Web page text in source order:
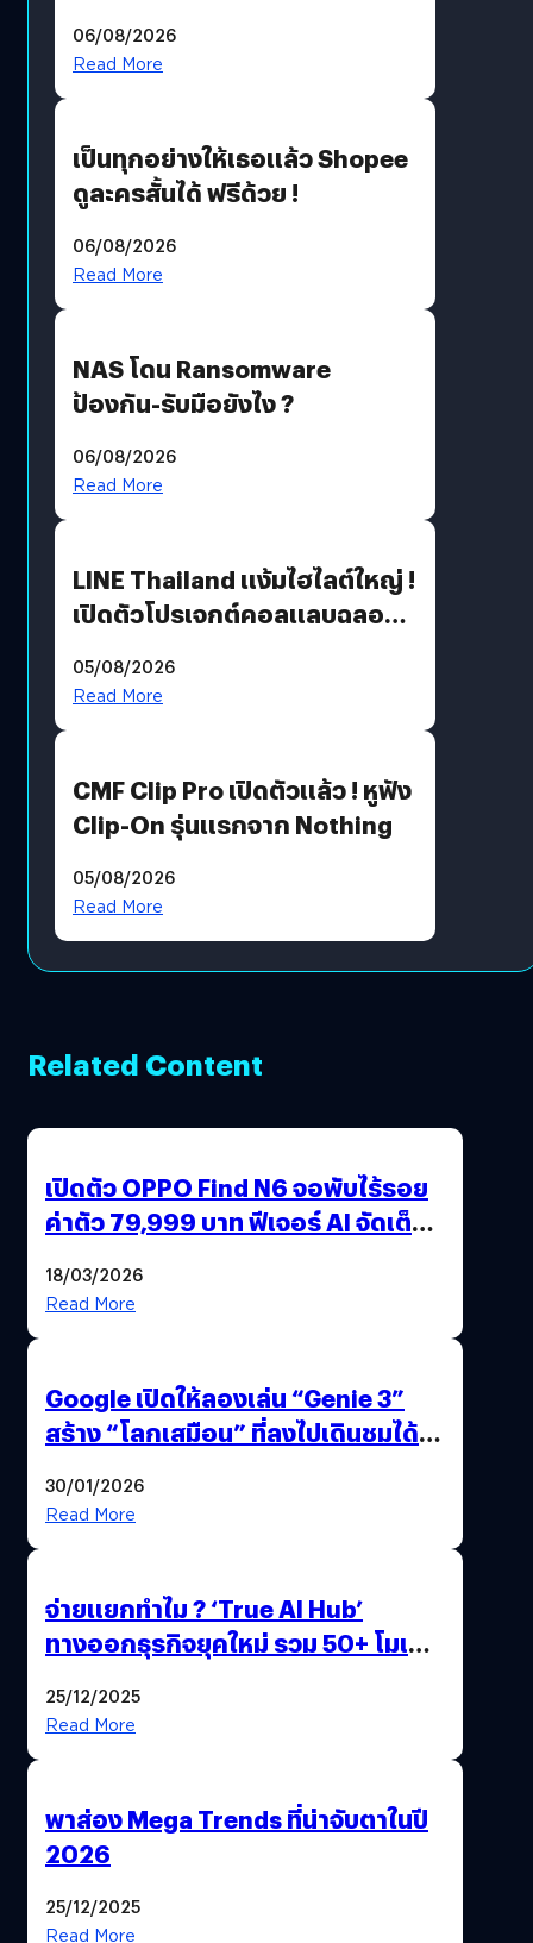
?
06/08/2026
Read More
เป็นทุกอย่างให้เธอแล้ว Shopee
ดูละครสั้นได้ ฟรีด้วย !
06/08/2026
Read More
NAS โดน Ransomware
ป้องกัน-รับมือยังไง ?
06/08/2026
Read More
LINE Thailand แง้มไฮไลต์ใหญ่ !
เปิดตัวโปรเจกต์คอลแลบฉลอง
Moon x LINE FRIENDS
05/08/2026
Read More
CMF Clip Pro เปิดตัวแล้ว ! หูฟัง
Clip-On รุ่นแรกจาก Nothing
05/08/2026
Read More
Related Content
เปิดตัว OPPO Find N6 จอพับไร้รอย
ค่าตัว 79,999 บาท ฟีเจอร์ AI จัดเต็ม
18/03/2026
Read More
Google เปิดให้ลองเล่น “Genie 3”
สร้าง “โลกเสมือน” ที่ลงไปเดินชมได้
30/01/2026
Read More
จ่ายแยกทำไม ? ‘True AI Hub’
ทางออกธุรกิจยุคใหม่ รวม 50+ โมเดล
25/12/2025
Read More
พาส่อง Mega Trends ที่น่าจับตาในปี
2026
25/12/2025
Read More